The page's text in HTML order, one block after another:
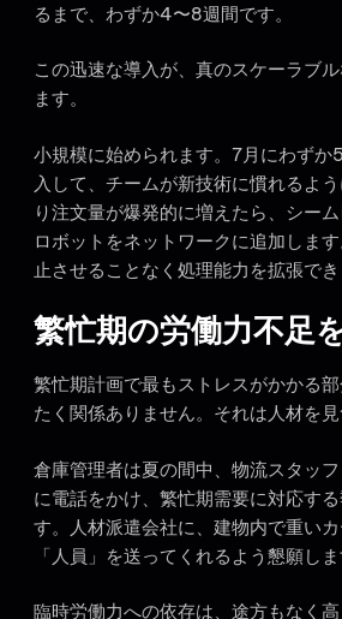
るまで、わずか4〜8週間です。
この迅速な導入が、真のスケーラブ
ます。
小規模に始められます。7月にわずか
入して、チームが新技術に慣れるよ
り注文量が爆発的に増えたら、シー
ロボットをネットワークに追加しま
止させることなく処理能力を拡張でき
繁忙期の労働力不足
繁忙期計画で最もストレスがかかる
たく関係ありません。それは人材を見
倉庫管理者は夏の間中、物流スタッ
に電話をかけ、繁忙期需要に対応す
す。人材派遣会社に、建物内で重い
「人員」を送ってくれるよう懇願しま
臨時労働力への依存は、途方もなく高